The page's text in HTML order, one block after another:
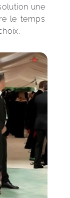
une
le temps